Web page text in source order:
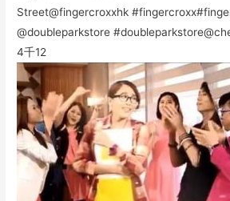
Street@fingercroxxhk
@doubleparkstore
4千12